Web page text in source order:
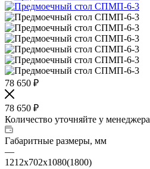
78 650 ₽
78 650 ₽
Количество уточняйте у менеджера
Габаритные размеры, мм
—
1212х702х1080(1800)